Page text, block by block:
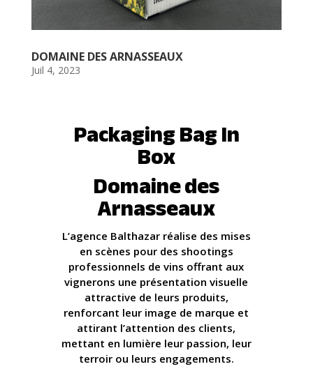
DOMAINE DES ARNASSEAUX
Juil 4, 2023
Packaging Bag In
Box
Domaine des
Arnasseaux
L’agence Balthazar réalise des mises
en scènes pour des shootings
professionnels de vins offrant aux
vignerons une présentation visuelle
attractive de leurs produits,
renforcant leur image de marque et
attirant l’attention des clients,
mettant en lumière leur passion, leur
terroir ou leurs engagements.